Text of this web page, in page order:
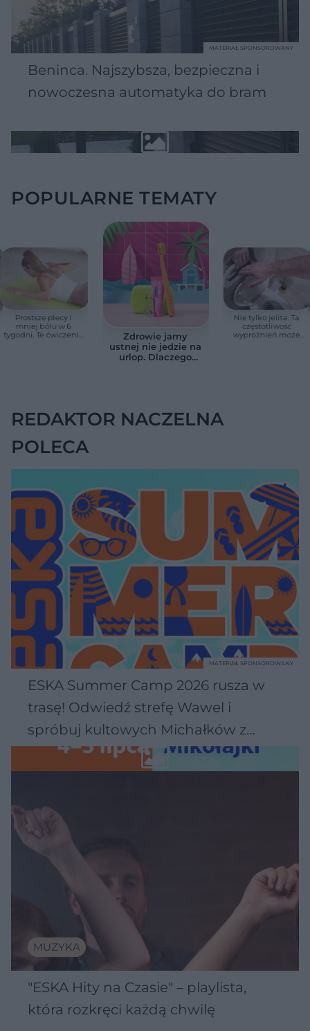
Beninca. Najszybsza, bezpieczna i
nowoczesna automatyka do bram
MATERIAŁ SPONSOROWANY
POPULARNE TEMATY
Prostsze plecy i
mniej bólu w 6
tygodni. Te ćwiczenia
Zdrowie jamy
ustnej nie jedzie na
urlop. Dlaczego
Nie tylko jelita. Ta
częstotliwość
wypróżnień może
REDAKTOR NACZELNA
POLECA
ESKA Summer Camp 2026 rusza w
trasę! Odwiedź strefę Wawel i
spróbuj kultowych Michałków z
Wawelu
MATERIAŁ SPONSOROWANY
MUZYKA
"ESKA Hity na Czasie" – playlista,
która rozkręci każdą chwilę